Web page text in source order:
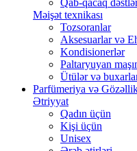
Qab-qacaq
Məişət texnikası
Tozsoranlar
Aksesuarlar və
Kondisionerlər
Paltaryuyan
Ütülər və
Parfümeriya və
Ətriyyat
Qadın üçün
Kişi üçün
Unisex